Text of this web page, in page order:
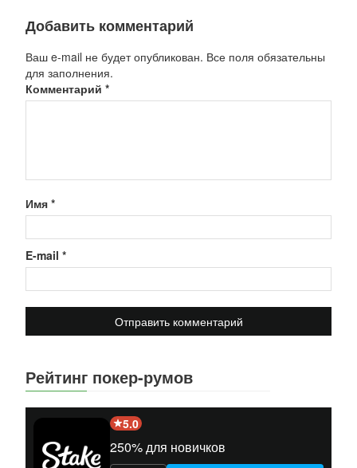
Добавить комментарий
Ваш e-mail не будет опубликован. Все поля обязательны
для заполнения.
Комментарий *
Имя *
E-mail *
Рейтинг покер-румов
5.0
250% для новичков